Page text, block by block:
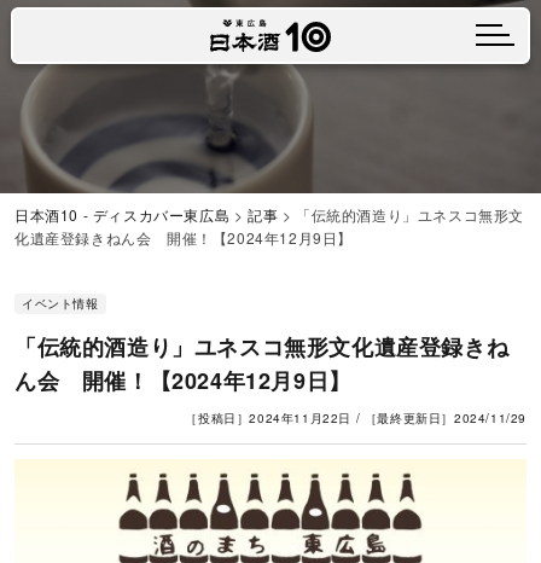
メニュ
日本酒10 - ディスカバー東広島 >記事 >
「伝統的酒造り」ユネスコ無形文
化遺産登録きねん会 開催！【2024年12月9日】
イベント情報
「伝統的酒造り」ユネスコ無形文化遺産登録きね
ん会 開催！【2024年12月9日】
［投稿日］2024年11月22日 / ［最終更新日］2024/11/29